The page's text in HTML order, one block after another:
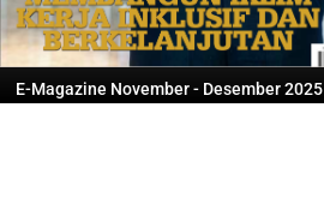
E-Magazine November - Desember 2025